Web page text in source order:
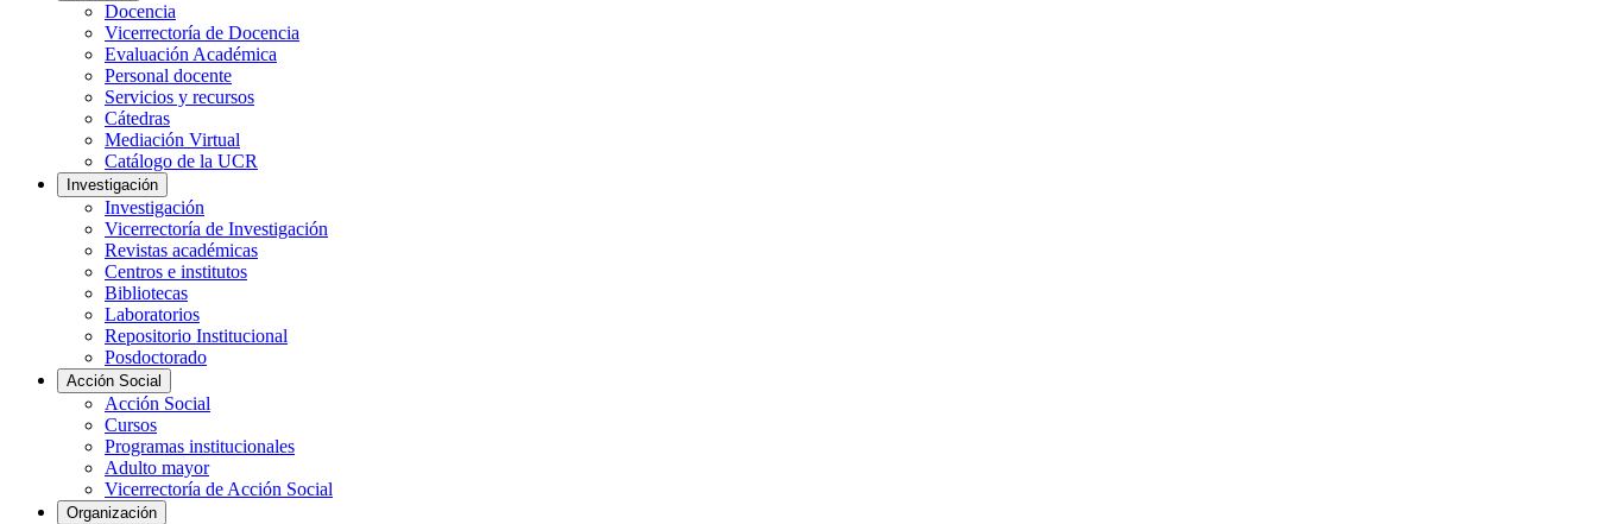
Docencia
Vicerrectoría de Docencia
Evaluación Académica
Personal docente
Servicios y recursos
Cátedras
Mediación Virtual
Catálogo de la UCR
Investigación
Investigación
Vicerrectoría de Investigación
Revistas académicas
Centros e institutos
Bibliotecas
Laboratorios
Repositorio Institucional
Posdoctorado
Acción Social
Acción Social
Cursos
Programas institucionales
Adulto mayor
Vicerrectoría de Acción Social
Organización